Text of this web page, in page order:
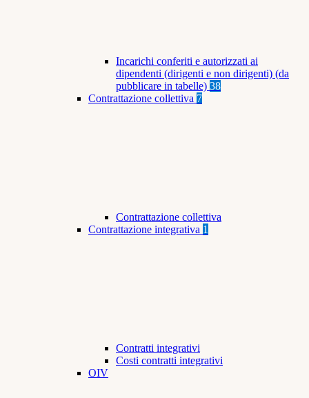
Incarichi conferiti e autorizzati ai
dipendenti (dirigenti e non dirigenti) (da
pubblicare in tabelle) 38
Contrattazione collettiva 7
Contrattazione collettiva
Contrattazione integrativa 1
Contratti integrativi
Costi contratti integrativi
OIV